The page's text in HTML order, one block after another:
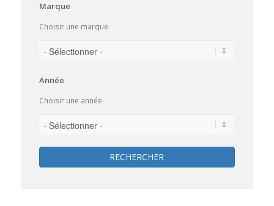
Marque
Choisir une marque
Année
Choisir une année
RECHERCHER